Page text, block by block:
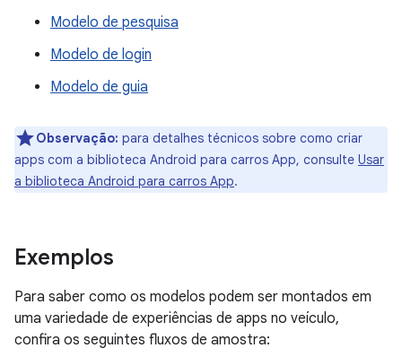
Modelo de pesquisa
Modelo de login
Modelo de guia
Observação: para detalhes técnicos sobre como criar
apps com a biblioteca Android para carros App, consulte Usar
a biblioteca Android para carros App.
Exemplos
Para saber como os modelos podem ser montados em
uma variedade de experiências de apps no veículo,
confira os seguintes fluxos de amostra: